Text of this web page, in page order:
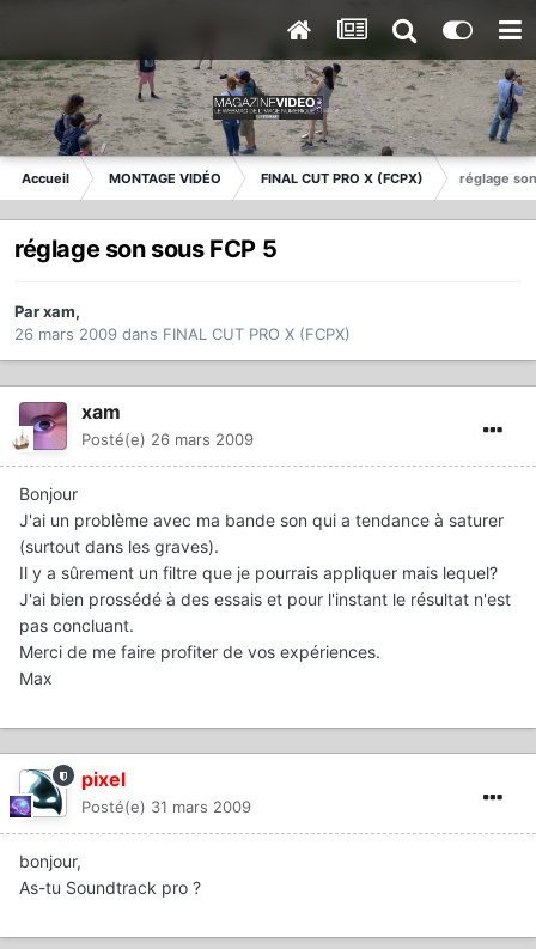
Accueil MONTAGE VIDÉO FINAL CUT PRO X (FCPX) réglage
réglage son sous FCP 5
Parxam,
26 mars 2009 dans FINAL CUT PRO X (FCPX)
xam
Posté(e) 26 mars 2009
Bonjour
J'ai un problème avec ma bande son qui a tendance à saturer
(surtout dans les graves).
Il y a sûrement un filtre que je pourrais appliquer mais lequel?
J'ai bien prossédé à des essais et pour l'instant le résultat n'est
pas concluant.
Merci de me faire profiter de vos expériences.
Max
pixel
Posté(e) 31 mars 2009
bonjour,
As-tu Soundtrack pro ?